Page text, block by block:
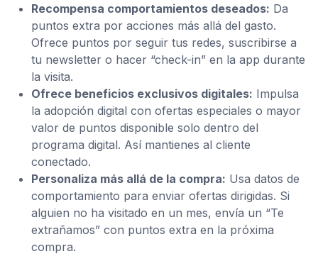
Recompensa comportamientos deseados: Da
puntos extra por acciones más allá del gasto.
Ofrece puntos por seguir tus redes, suscribirse a
tu newsletter o hacer “check-in” en la app durante
la visita.
Ofrece beneficios exclusivos digitales: Impulsa
la adopción digital con ofertas especiales o mayor
valor de puntos disponible solo dentro del
programa digital. Así mantienes al cliente
conectado.
Personaliza más allá de la compra: Usa datos de
comportamiento para enviar ofertas dirigidas. Si
alguien no ha visitado en un mes, envía un “Te
extrañamos” con puntos extra en la próxima
compra.